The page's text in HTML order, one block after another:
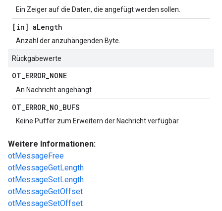
Ein Zeiger auf die Daten, die angefügt werden sollen.
[in] aLength
Anzahl der anzuhängenden Byte.
Rückgabewerte
OT_ERROR_NONE
An Nachricht angehängt
OT_ERROR_NO_BUFS
Keine Puffer zum Erweitern der Nachricht verfügbar.
Weitere Informationen:
otMessageFree
otMessageGetLength
otMessageSetLength
otMessageGetOffset
otMessageSetOffset